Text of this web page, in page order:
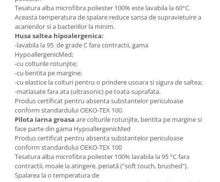
Tesatura alba microfibra poliester 100% este lavabila la 60°C.
Aceasta temperatura de spalare reduce sansa de supravietuire a
acarienilor si a bacteriilor la minim.
Husa saltea hipoalergenica:
-lavabila la 95 de grade C fara contractii, gama
HypoallergenicMed;
-cu colturile rotunjite;
-cu bentita pe margine;
-cu elastice la colturi pentru o prindere usoara si sigura de saltea;
-matlasate fara ata (ultrasonic) pe toata suprafata.
Produs certificat pentru absenta substantelor periculoase
conform standardului OEKO-TEX 100.
Pilota iarna groasa are colturile rotunjite, bentita pe margine si
face parte din gama HypoallergenicMed
Produs certificat pentru absenta substantelor periculoase
conform standardului OEKO-TEX 100
Tesatura alba microfibra poliester 100% lavabila la 95 °C fara
contractii, moale la atingere, periată ("soft touch, brushed").
Spalarea la o temperatura de